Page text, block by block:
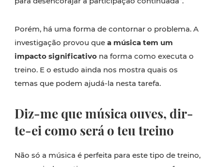
Porém, há uma forma de contornar o problema. A
investigação provou que a música tem um
impacto significativo na forma como executa o
treino. E o estudo ainda nos mostra quais os
temas que podem ajudá-la nesta tarefa.
Diz-me que música ouves, dir-
te-ei como será o teu treino
Não só a música é perfeita para este tipo de treino,